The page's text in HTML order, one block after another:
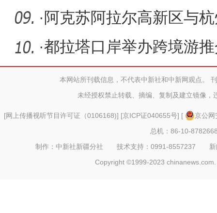
· 阿克苏阿拉尔高新区与
江）高新区
·都拉塔口岸举办跨境游
本网站所刊载信息，不代表中新社和中新网观点。
未经授权禁止转载、摘编、复制及建立镜像，
[网上传播视听节目许可证（0106168)] [京ICP证040655号] [
京公
总机：86-10-
制作：中新社新疆分社 技术支持：0991-8557237
Copyright ©1999-2023